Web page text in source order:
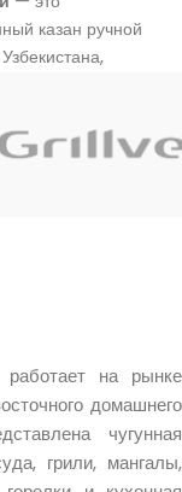
казан ручной
из
, полностью
на рынке
домашнего
чугунная
грили, мангалы,